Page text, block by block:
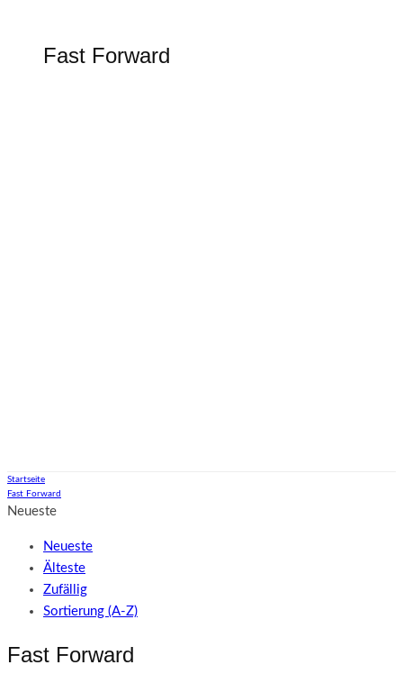
Fast Forward
Startseite
Fast Forward
Neueste
Neueste
Älteste
Zufällig
Sortierung (A-Z)
Fast Forward